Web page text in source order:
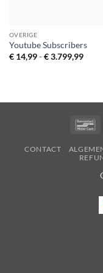
OVERIGE
Youtube Subscribers
€14,99 - €3.799,99
CONTACT